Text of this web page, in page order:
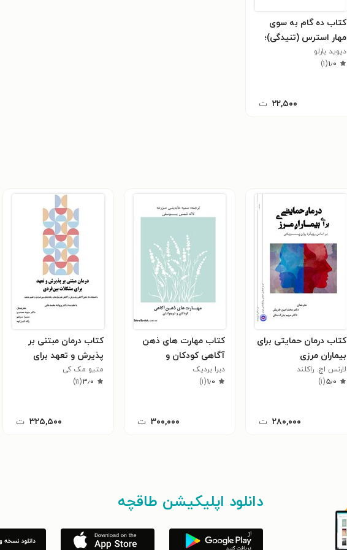
کتاب ده گام به سوی
مهار استرس (تنیدگی)؛
روی آورد سبک زندگی
دیوید بارلو
۱٫۰(۱)
۲۲,۵۰۰ ت
کتاب درمان حمایتی برای
بیماران مرزی
لارنس اچ. راکلند
۵٫۰(۱)
۲۸۰,۰۰۰ ت
کتاب مهارت های ذهن
آگاهی کودکان و
نوجوانان
دبرا بردیک
۱٫۰(۱)
۳۰۰,۰۰۰ ت
کتاب درمان مبتنی بر
پذیرش و تعهد برای
مشکلات بین‌ فردی
متیو مک کی
۳٫۰(۱۱)
۳۲۵,۵۰۰ ت
دانلود اپلیکیشن طاقچه